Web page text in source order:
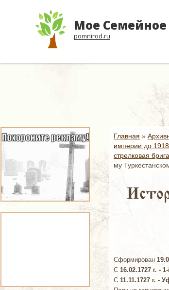
Мое
pomnirod.ru
Главная »
империи до 1918
стрелковая
му
Сформирован
С 16.02.1727 г. -
С 11.11.1727 г. -